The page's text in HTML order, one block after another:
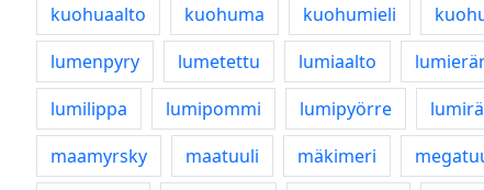
kuohuaalto
kuohuma kuohumieli
lumenpyry
lumetettu lumiaalto
lumilippa
lumipommi lumipyörre
maamyrsky
maatuuli mäkimeri